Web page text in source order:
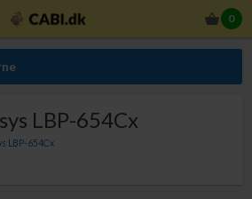
0
LBP-654Cx
LBP-654Cx